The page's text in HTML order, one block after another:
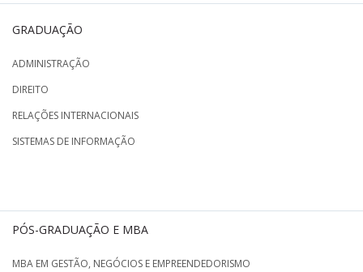
GRADUAÇÃO
ADMINISTRAÇÃO
DIREITO
RELAÇÕES INTERNACIONAIS
SISTEMAS DE INFORMAÇÃO
PÓS-GRADUAÇÃO E MBA
MBA EM GESTÃO, NEGÓCIOS E EMPREENDEDORISMO